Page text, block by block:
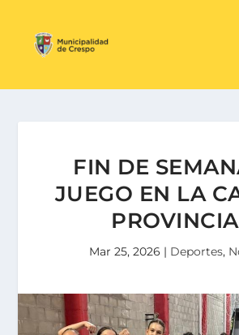
FIN DE
JUEGO EN LA
Mar 25, 2026 | Deportes,